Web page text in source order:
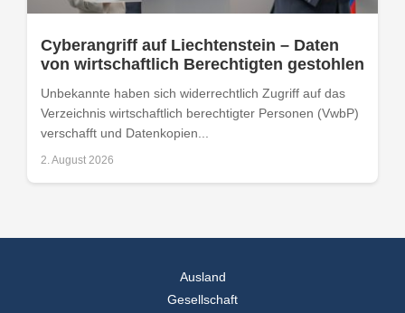
Cyberangriff auf Liechtenstein – Daten
von wirtschaftlich Berechtigten gestohlen
Unbekannte haben sich widerrechtlich Zugriff auf das
Verzeichnis wirtschaftlich berechtigter Personen (VwbP)
verschafft und Datenkopien...
2. August 2026
Ausland
Gesellschaft